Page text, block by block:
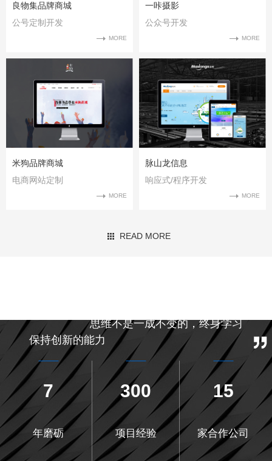
良物集品牌商城
公号定制开发
MORE
一咔摄影
公众号开发
MORE
米狗品牌商城
电商网站定制
MORE
脉山龙信息
响应式/程序开发
MORE
READ MORE
思维不是一成不变的，终身学习
保持创新的能力
7
年磨砺
300
项目经验
15
家合作公司